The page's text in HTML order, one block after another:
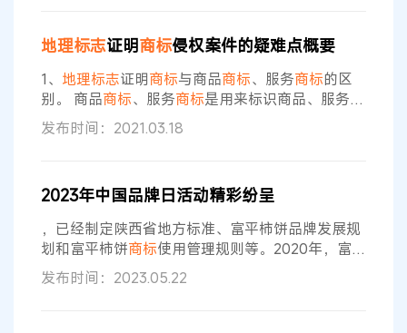
册量达3712件。地理标志商标事业的快速发展，不
仅助力了精准扶贫，而且有力地推进了农业产业化
地理标志证明商标侵权案件的疑难点概要
1、 地理标志证明商标与商品商标、服务商标的区
别。 商品商标、服务商标是用来标识商品、服务来
源于商标 注册人，直接指向商品或服务的提供者。
根据《 商标 法》第三条规定：“证明
用以证明该商品或者服务的原产地、原料、制造方
法、质量或者其他特定品质的 标志。”《商标法》第
十六条第二款规定：“地理标志，是指
发布时间：2021.03.18
2023年中国品牌日活动精彩纷呈
，已经制定陕西省地方标准、富平柿饼品牌发展规
划和富平柿饼商标使用管理规则等。2020年，富平
柿饼被列入第二批中欧
认互保名单。2021年，富平柿饼品牌价值达51.59
发布时间：2023.05.22